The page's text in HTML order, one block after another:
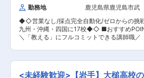
すもの： 当社は「Your Second Home」を大
目標とする学習塾です。一緒に成長し、一緒
えていくべき場所でありたいという意味であ
す。単なる問題の解き方だけを一方的に指導
のではなく、生徒一人ひとりが抱える悩み、
大切にしています。そして、ともに笑い合い
き合えるような学習塾でありたいと考えてい
ムをオーダーメイドで作成。そのカリキュラ
沿い、お子さまへの指導を実施。指導形態は
ツーマン、ペア、集団活動など、お子さまの
ズに合わせて異なります。 ◇保育園等への訪問支
援： お子さまの通う保育園や小学校へ訪問し
段の様子を拝見しアセスメントに生かします
ク： 保護者さまへは指導後にフィードバック
勤務地
鹿児島県鹿児島市武
◆◇営業なし/採点完全自動化/ゼロからの挑
九州・沖縄・四国に17校◆◇ ■おすすめPOINT
＼「教える」にフルコミットできる講師職／ ・設
フを募集！ ・九州、沖縄、四国に17校を展
生徒数の増加に伴い更なる質の高い授業を提
<未経験歓迎>【岩手】大槌高校